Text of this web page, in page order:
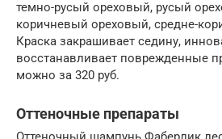
темно-русый ореховый, русый
коричневый ореховый, средне-
Краска закрашивает седину,
восстанавливает поврежденные
можно за 320 руб.
Оттеночные препараты